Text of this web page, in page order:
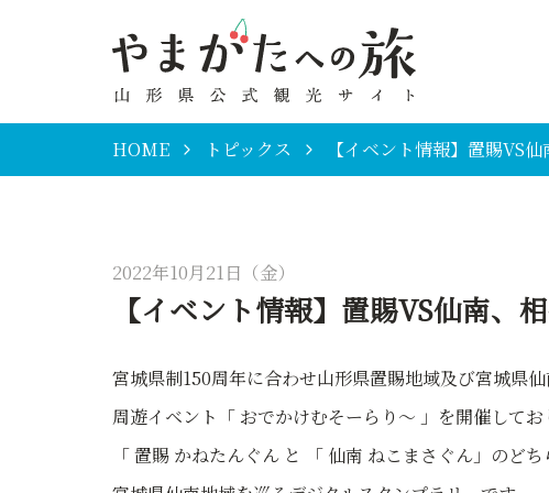
HOME トピックス 【イベント情報】置賜VS
【イベント情報】置賜VS仙南、
2022年10月21日（金）
宮城県制150周年に合わせ山形県置賜地域及び宮城県
周遊イベント「 おでかけむそーらり～ 」を開催してお
「 置賜 かねたんぐん と 「 仙南 ねこまさぐん」のど